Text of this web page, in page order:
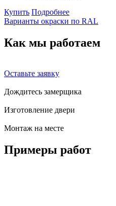
Купить Подробнее
Варианты окраски по RAL
Как мы работаем
Оставьте заявку
Дождитесь замерщика
Изготовление двери
Монтаж на месте
Примеры работ